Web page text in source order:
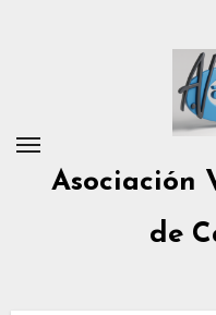
Asociación
de